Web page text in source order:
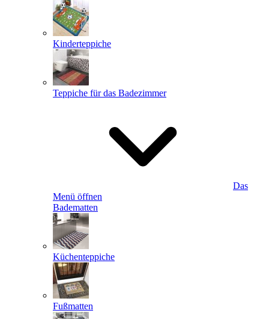
Kinderteppiche
Teppiche für das Badezimmer
Das
Menü öffnen
Badematten
Küchenteppiche
Fußmatten